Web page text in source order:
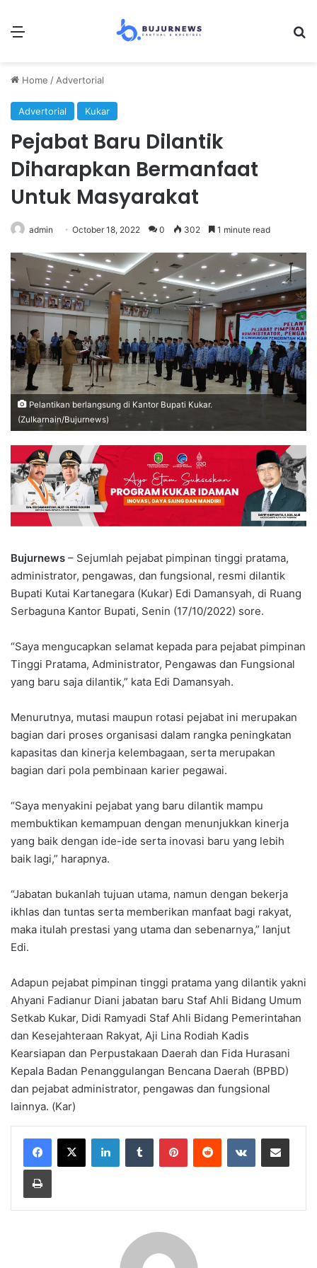
Home / Advertorial
Advertorial Kukar
Pejabat Baru Dilantik
Diharapkan Bermanfaat
Untuk Masyarakat
admin October 18, 2022 0 302 1 minute read
Pelantikan berlangsung di Kantor Bupati Kukar.
(Zulkarnain/Bujurnews)
Bujurnews – Sejumlah pejabat pimpinan tinggi pratama,
administrator, pengawas, dan fungsional, resmi dilantik
Bupati Kutai Kartanegara (Kukar) Edi Damansyah, di Ruang
Serbaguna Kantor Bupati, Senin (17/10/2022) sore.
“Saya mengucapkan selamat kepada para pejabat pimpinan
Tinggi Pratama, Administrator, Pengawas dan Fungsional
yang baru saja dilantik,” kata Edi Damansyah.
Menurutnya, mutasi maupun rotasi pejabat ini merupakan
bagian dari proses organisasi dalam rangka peningkatan
kapasitas dan kinerja kelembagaan, serta merupakan
bagian dari pola pembinaan karier pegawai.
“Saya menyakini pejabat yang baru dilantik mampu
membuktikan kemampuan dengan menunjukkan kinerja
yang baik dengan ide-ide serta inovasi baru yang lebih
baik lagi,” harapnya.
“Jabatan bukanlah tujuan utama, namun dengan bekerja
ikhlas dan tuntas serta memberikan manfaat bagi rakyat,
maka itulah prestasi yang utama dan sebenarnya,” lanjut
Edi.
Adapun pejabat pimpinan tinggi pratama yang dilantik yakni
Ahyani Fadianur Diani jabatan baru Staf Ahli Bidang Umum
Setkab Kukar, Didi Ramyadi Staf Ahli Bidang Pemerintahan
dan Kesejahteraan Rakyat, Aji Lina Rodiah Kadis
Kearsiapan dan Perpustakaan Daerah dan Fida Hurasani
Kepala Badan Penanggulangan Bencana Daerah (BPBD)
dan pejabat administrator, pengawas dan fungsional
lainnya. (Kar)